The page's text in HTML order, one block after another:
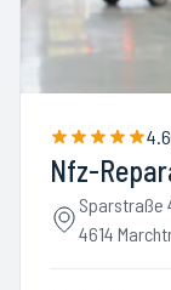
4.6
Nfz-
Sparstraße
4614